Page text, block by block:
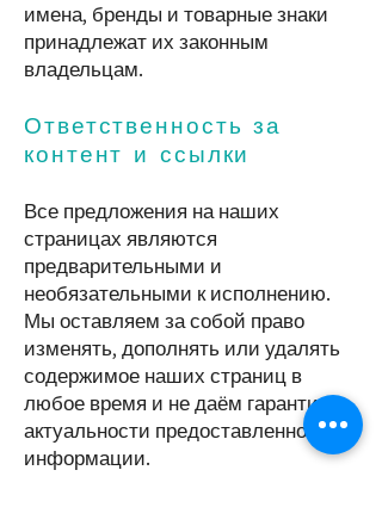
имена, бренды и товарные знаки
принадлежат их законным
владельцам.
Ответственность за
контент и ссылки
Все предложения на наших
страницах являются
предварительными и
необязательными к исполнению.
Мы оставляем за собой право
изменять, дополнять или удалять
содержимое наших страниц в
любое время и не даём гарантии
актуальности предоставленной
информации.